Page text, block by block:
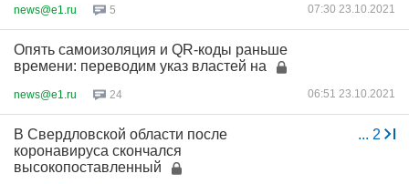
news@e1.ru 5 07:30 23.10.2021
Опять самоизоляция и QR-коды раньше
времени: переводим указ властей на
news@e1.ru 24 06:51 23.10.2021
... 2
В Свердловской области после
коронавируса скончался
высокопоставленный